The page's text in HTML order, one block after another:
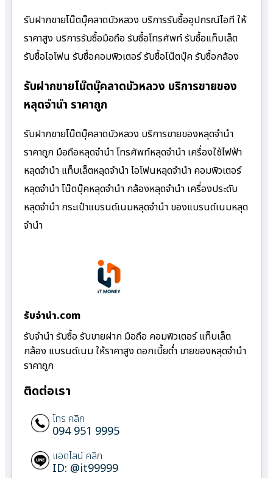
รับฝากขายโน๊ตบุ๊คลาดบัวหลวง บริการรับซื้ออุปกรณ์ไอที ให้
ราคาสูง บริการรับซื้อมือถือ รับซื้อโทรศัพท์ รับซื้อแท็บเล็ต
รับซื้อไอโฟน รับซื้อคอมพิวเตอร์ รับซื้อโน๊ตบุ๊ค รับซื้อกล้อง
รับฝากขายโน๊ตบุ๊คลาดบัวหลวง บริการขายของ
หลุดจำนำ ราคาถูก
รับฝากขายโน๊ตบุ๊คลาดบัวหลวง บริการขายของหลุดจำนำ
ราคาถูก มือถือหลุดจำนำ โทรศัพท์หลุดจำนำ เครื่องใช้ไฟฟ้า
หลุดจำนำ แท็บเล็ตหลุดจำนำ ไอโฟนหลุดจำนำ คอมพิวเตอร์
หลุดจำนำ โน๊ตบุ๊คหลุดจำนำ กล้องหลุดจำนำ เครื่องประดับ
หลุดจำนำ กระเป๋าแบรนด์เนมหลุดจำนำ ของแบรนด์เนมหลุด
จำนำ
รับจํานํา.com
รับจำนำ รับซื้อ รับขายฝาก มือถือ คอมพิวเตอร์ แท็บเล็ต
กล้อง แบรนด์เนม ให้ราคาสูง ดอกเบี้ยต่ำ ขายของหลุดจำนำ
ราคาถูก
ติดต่อเรา
โทร คลิก
094 951 9995
แอดไลน์ คลิก
ID: @it99999